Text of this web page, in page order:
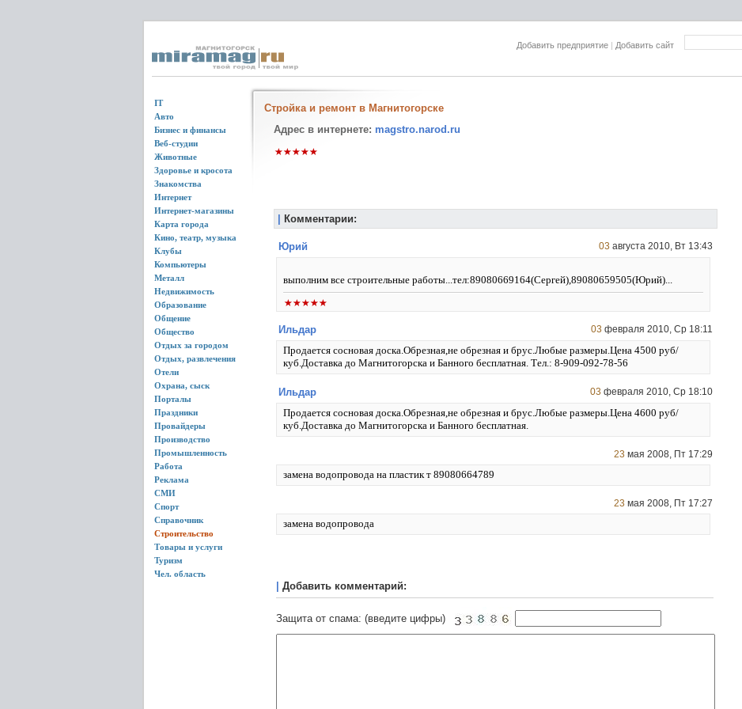
Добавить предприятие | Добавить сайт
IT
Авто
Бизнес и финансы
Веб-студии
Животные
Здоровье и кросота
Знакомства
Интернет
Интернет-магазины
Карта города
Кино, театр, музыка
Клубы
Компьютеры
Металл
Недвижимость
Образование
Общение
Общество
Отдых за городом
Отдых, развлечения
Отели
Охрана, сыск
Порталы
Праздники
Провайдеры
Производство
Промышленность
Работа
Реклама
СМИ
Спорт
Справочник
Строительство
Товары и услуги
Туризм
Чел. область
Стройка и ремонт в Магнитогорске
Адрес в интернете: magstro.narod.ru
Комментарии:
Юрий 03 августа 2010, Вт 13:43
выполним все строительные работы...тел:89080669164(Сергей),89080659505(Юрий)...
Ильдар 03 февраля 2010, Ср 18:11
Продается сосновая доска.Обрезная,не обрезная и брус.Любые размеры.Цена 4500 руб/
куб.Доставка до Магнитогорска и Банного бесплатная. Тел.: 8-909-092-78-56
Ильдар 03 февраля 2010, Ср 18:10
Продается сосновая доска.Обрезная,не обрезная и брус.Любые размеры.Цена 4600 руб/
куб.Доставка до Магнитогорска и Банного бесплатная.
23 мая 2008, Пт 17:29
замена водопровода на пластик т 89080664789
23 мая 2008, Пт 17:27
замена водопровода
Добавить комментарий:
Защита от спама: (введите цифры)